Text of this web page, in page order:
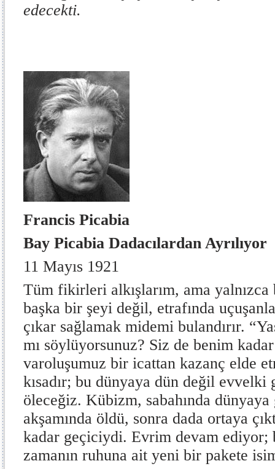
edecekti.
Francis Picabia
Bay Picabia Dadacılardan Ayrılıyor
11 Mayıs 1921
Tüm fikirleri alkışlarım, ama
başka bir şeyi değil, etrafında
çıkar sağlamak midemi bulandırır.
mı söylüyorsunuz? Siz de benim
varoluşumuz bir icattan kazanç elde
kısadır; bu dünyaya dün değil evvelki
öleceğiz. Kübizm, sabahında
akşamında öldü, sonra dada ortaya
kadar geçiciydi. Evrim devam ediyor;
zamanın ruhuna ait yeni bir pakete